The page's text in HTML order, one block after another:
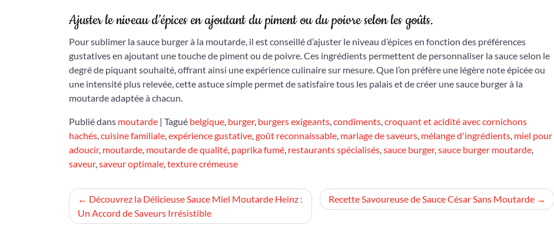
Ajuster le niveau d’épices en ajoutant du piment ou du poivre selon les goûts.
Pour sublimer la sauce burger à la moutarde, il est conseillé d’ajuster le niveau d’épices en fonction des préférences
gustatives en ajoutant une touche de piment ou de poivre. Ces ingrédients permettent de personnaliser la sauce selon le
degré de piquant souhaité, offrant ainsi une expérience culinaire sur mesure. Que l’on préfère une légère note épicée ou
une intensité plus relevée, cette astuce simple permet de satisfaire tous les palais et de créer une sauce burger à la
moutarde adaptée à chacun.
Publié dans moutarde | Tagué belgique, burger, burgers exigeants,condiments,croquant et acidité avec cornichons
hachés,cuisine familiale,expérience gustative,goût reconnaissable, mariage de saveurs, mélange d'ingrédients, miel pour
adoucir, moutarde, moutarde de qualité, paprika fumé, restaurants spécialisés,sauce burger,sauce burger moutarde,
saveur,saveur optimale,texture crémeuse
Navigation
de
Découvrez la Délicieuse Sauce Miel Moutarde Heinz :
Un Accord de Saveurs Irrésistible
Recette Savoureuse de Sauce César Sans Moutarde